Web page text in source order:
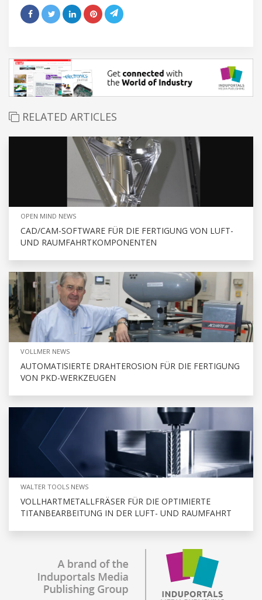
RELATED ARTICLES
OPEN MIND NEWS
CAD/CAM-SOFTWARE FÜR DIE FERTIGUNG VON LUFT-
UND RAUMFAHRTKOMPONENTEN
VOLLMER NEWS
AUTOMATISIERTE DRAHTEROSION FÜR DIE FERTIGUNG
VON PKD-WERKZEUGEN
WALTER TOOLS NEWS
VOLLHARTMETALLFRÄSER FÜR DIE OPTIMIERTE
TITANBEARBEITUNG IN DER LUFT- UND RAUMFAHRT